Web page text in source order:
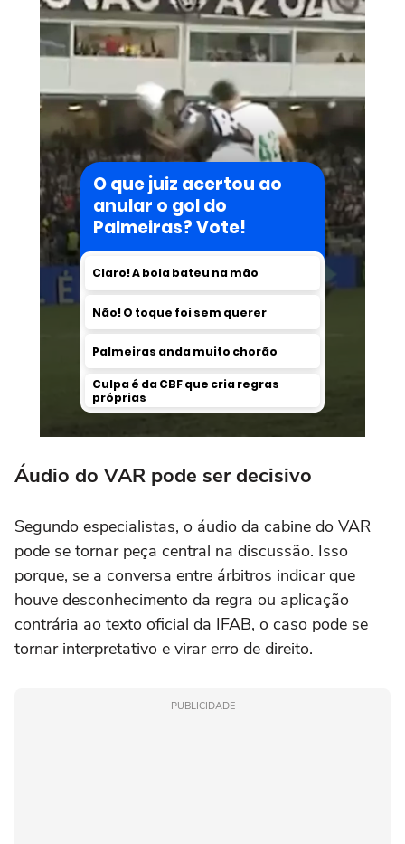
Áudio do VAR pode ser decisivo
Segundo especialistas, o áudio da cabine do VAR
pode se tornar peça central na discussão. Isso
porque, se a conversa entre árbitros indicar que
houve desconhecimento da regra ou aplicação
contrária ao texto oficial da IFAB, o caso pode se
tornar interpretativo e virar erro de direito.
PUBLICIDADE